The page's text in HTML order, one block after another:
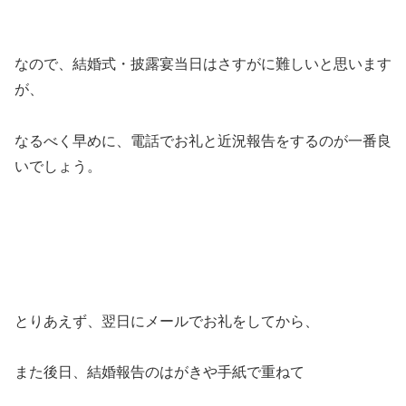
なので、結婚式・披露宴当日はさすがに難しいと思います
が、
なるべく早めに、電話でお礼と近況報告をするのが一番良
いでしょう。
とりあえず、翌日にメールでお礼をしてから、
また後日、結婚報告のはがきや手紙で重ねて